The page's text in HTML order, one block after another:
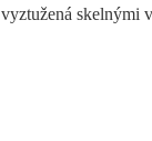
vyztužená skelnými